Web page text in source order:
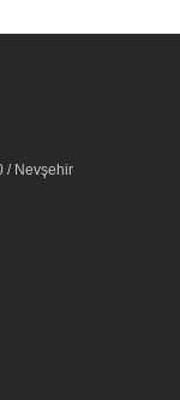
/ Nevşehir